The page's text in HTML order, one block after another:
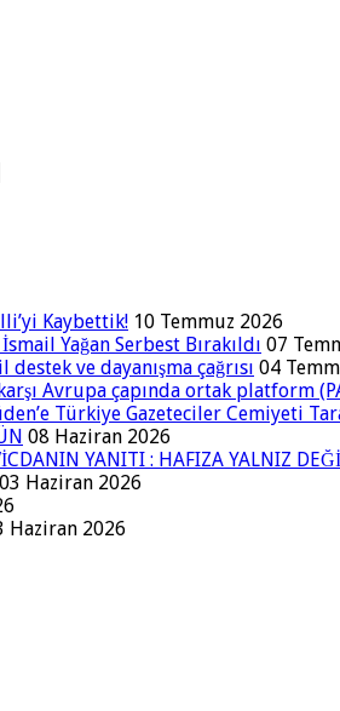
Kaybettik! 10 Temmuz 2026
Yağan Serbest Bırakıldı 07
ve dayanışma çağrısı 04
Avrupa çapında ortak platform
Türkiye Gazeteciler Cemiyeti
08 Haziran 2026
YANITI : HAFIZA YALNIZ
03 Haziran 2026
Haziran 2026